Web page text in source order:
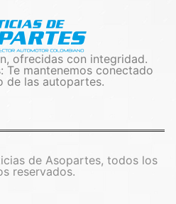
ofrecidas con integridad.
Te mantenemos conectado
de las autopartes.
de Asopartes, todos los
reservados.